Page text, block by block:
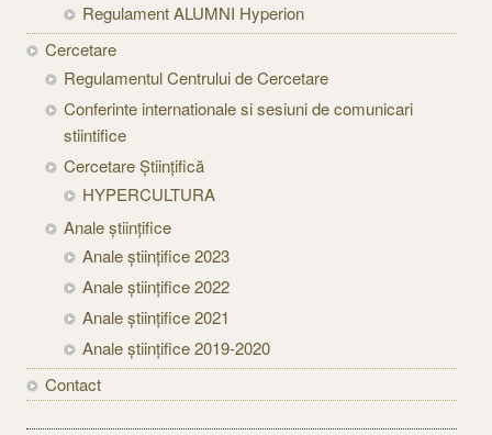
Regulament ALUMNI Hyperion
Cercetare
Regulamentul Centrului de Cercetare
Conferinte internationale si sesiuni de comunicari
stiintifice
Cercetare Științifică
HYPERCULTURA
Anale științifice
Anale științifice 2023
Anale științifice 2022
Anale științifice 2021
Anale științifice 2019-2020
Contact